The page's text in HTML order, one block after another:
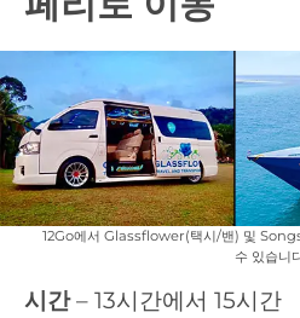
12Go에서 Glassflower(택시/밴) 및
수 있습니
시간– 13시간에서 15시간